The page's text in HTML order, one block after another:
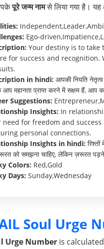
पूरे जन्म नामसे लिया गया है। यह
Ego-
Your destiny is to
for success and recognition.
in hindi: आपकी नियति
आप महानता प्राप्त करने में सक्षम हैं,
Suggestions:
Insights: In
need for freedom and
personal connections.
Insights in hindi:
को समझना चाहिए, लेकिन ज़रूरत पड़ने
Colors: Red,Gold
Days: Sunday,Wednesday
Soul Urge
Urge Number is